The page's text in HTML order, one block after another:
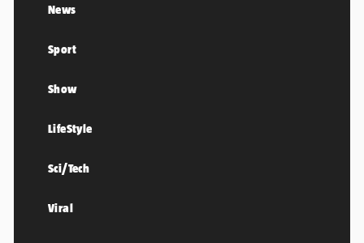
News
Sport
Show
LifeStyle
Sci/Tech
Viral